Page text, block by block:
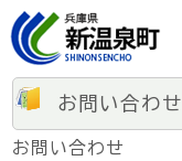
お問い合わせ
お問い合わせ